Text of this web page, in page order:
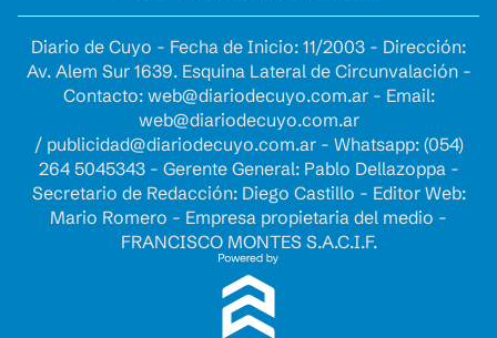
Diario de Cuyo - Fecha de Inicio: 11/2003 - Dirección:
Av. Alem Sur 1639. Esquina Lateral de Circunvalación -
Contacto: web@diariodecuyo.com.ar- Email:
web@diariodecuyo.com.ar
/ publicidad@diariodecuyo.com.ar- Whatsapp: (054)
264 5045343 - Gerente General: Pablo Dellazoppa -
Secretario de Redacción: Diego Castillo - Editor Web:
Mario Romero - Empresa propietaria del medio -
FRANCISCO MONTES S.A.C.I.F.